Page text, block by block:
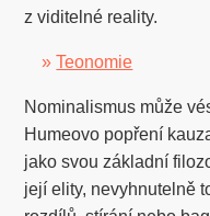
z viditelné reality.
»Teonomie
Nominalismus může
Humeovo popření
jako svou základní
její elity, nevyhnutelně